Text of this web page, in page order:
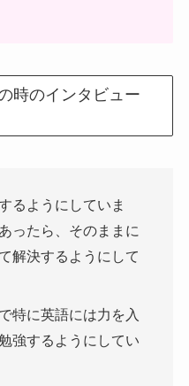
時のインタビュー
るようにしていま
ったら、そのままに
解決するようにして
特に英語には力を入
強するようにしてい